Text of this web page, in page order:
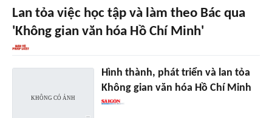
Lan tỏa việc học tập và làm theo Bác qua
'Không gian văn hóa Hồ Chí Minh'
Hình thành, phát triển và lan tỏa
Không gian văn hóa Hồ Chí Minh